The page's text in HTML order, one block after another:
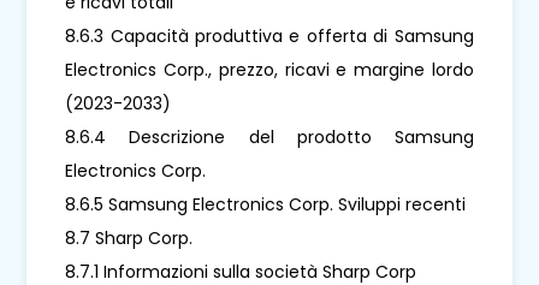
8.6.3 Capacità produttiva e offerta di Samsung
Electronics Corp., prezzo, ricavi e margine lordo
(2023-2033)
8.6.4 Descrizione del prodotto Samsung
Electronics Corp.
8.6.5 Samsung Electronics Corp. Sviluppi recenti
8.7 Sharp Corp.
8.7.1 Informazioni sulla società Sharp Corp